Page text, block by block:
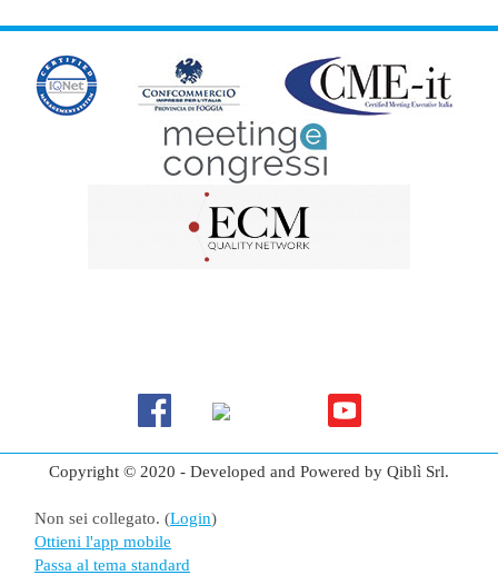
Copyright © 2020 - Developed and Powered by Qiblì Srl.
Non sei collegato. (Login)
Ottieni l'app mobile
Passa al tema standard